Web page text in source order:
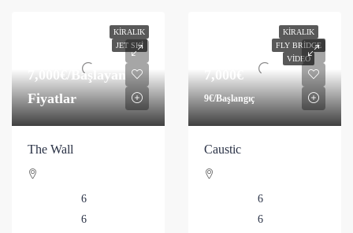
KIRALIK
JET SKI
7,000€/Başlayan
Fiyatlar
The Wall
6
6
KIRALIK
FLY BRIDGE
VIDEO
7,000€
9€/Başlangıç
Caustic
6
6